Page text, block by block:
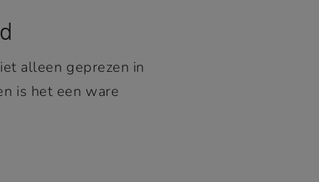
alleen geprezen in
is het een ware